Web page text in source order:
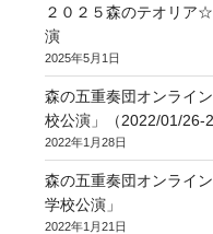
２０２５森のテオリア
演
2025年5月1日
森の五重奏団オンライ
校公演」（2022/01/26-
2022年1月28日
森の五重奏団オンライ
学校公演」
2022年1月21日